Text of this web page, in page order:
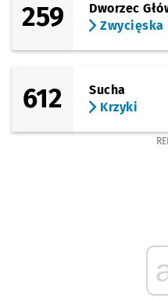
259
Dworzec
Zwycięska
612
Sucha
Krzyki